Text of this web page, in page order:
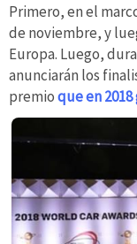
Primero, en el
de noviembre, y
Europa. Luego,
anunciarán los
premioque en 2018